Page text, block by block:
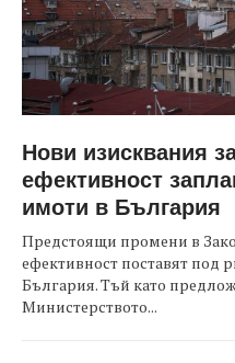
Нови изисквания
ефективност
имоти в България
Предстоящи промени в
ефективност поставят под
България. Тъй като
Министерството...